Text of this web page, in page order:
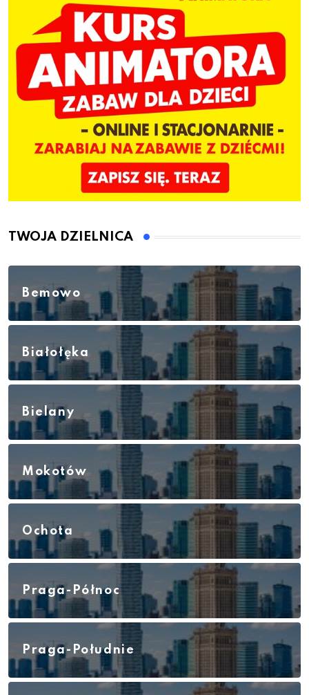
TWOJA DZIELNICA
Bemowo
Białołęka
Bielany
Mokotów
Ochota
Praga-Północ
Praga-Południe